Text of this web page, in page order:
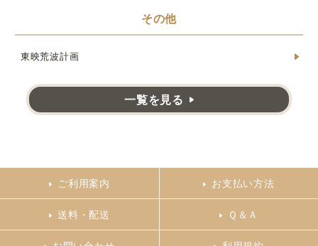
その他
東映荒波計画
一覧を見る
ご利用案内 お支払い方法
送料・配送 Ｑ＆Ａ